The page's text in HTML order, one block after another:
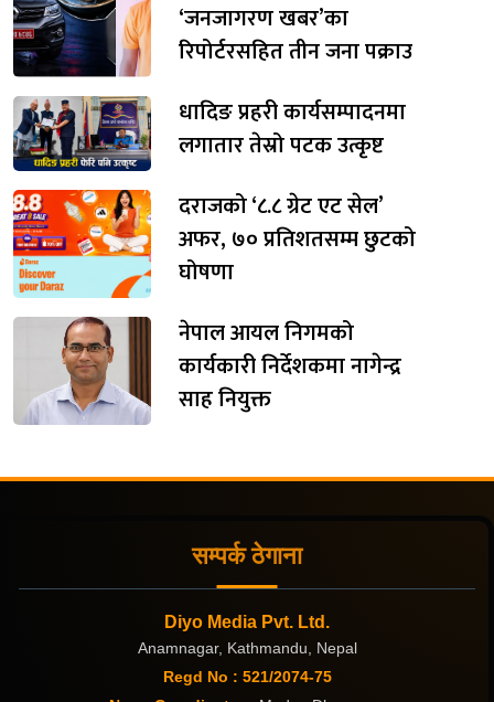
‘जनजागरण खबर’का
रिपोर्टरसहित तीन जना पक्राउ
धादिङ प्रहरी कार्यसम्पादनमा
लगातार तेस्रो पटक उत्कृष्ट
दराजको ‘८.८ ग्रेट एट सेल’
अफर, ७० प्रतिशतसम्म छुटको
घोषणा
नेपाल आयल निगमको
कार्यकारी निर्देशकमा नागेन्द्र
साह नियुक्त
सम्पर्क ठेगाना
Diyo Media Pvt. Ltd.
Anamnagar, Kathmandu, Nepal
Regd No : 521/2074-75